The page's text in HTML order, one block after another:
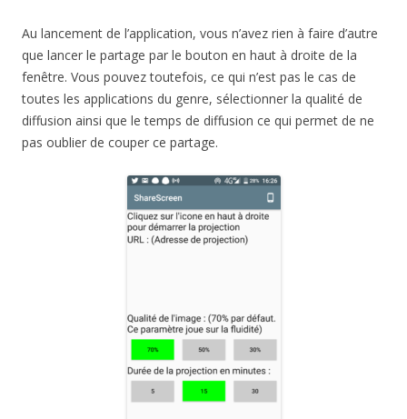
Au lancement de l’application, vous n’avez rien à faire d’autre
que lancer le partage par le bouton en haut à droite de la
fenêtre. Vous pouvez toutefois, ce qui n’est pas le cas de
toutes les applications du genre, sélectionner la qualité de
diffusion ainsi que le temps de diffusion ce qui permet de ne
pas oublier de couper ce partage.